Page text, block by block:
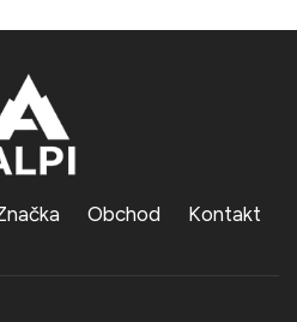
Obchod Kontakt